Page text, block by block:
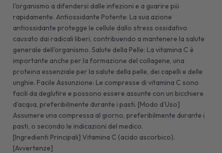
l'organismo a difendersi dalle infezioni e a guarire più
rapidamente. Antiossidante Potente: La sua azione
antiossidante protegge le cellule dallo stress ossidativo
causato dai radicali liberi, contribuendo a mantenere la salute
generale dell'organismo. Salute della Pelle: La vitamina C è
importante anche per la formazione del collagene, una
proteina essenziale per la salute della pelle, dei capelli e delle
unghie. Facile Assunzione: Le compresse di vitamina C sono
facili da deglutire e possono essere assunte con un bicchiere
d'acqua, preferibilmente durante i pasti. [Modo d'Uso]
Assumere una compressa al giorno, preferibilmente durante i
pasti, o secondo le indicazioni del medico.
[Ingredienti Principali] Vitamina C (acido ascorbico).
[Avvertenze]